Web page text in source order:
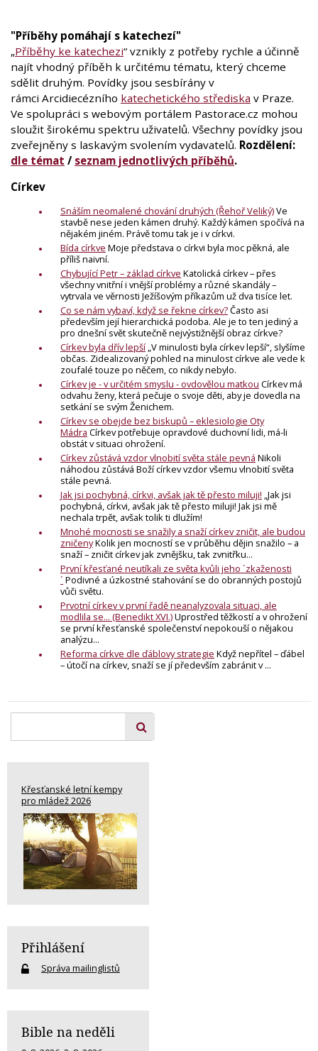
"Příběhy pomáhají s katechezí"
„Příběhy ke katechezi“ vznikly z potřeby rychle a účinně
najít vhodný příběh k určitému tématu, který chceme
sdělit druhým. Povídky jsou sesbírány v
rámci Arcidiecézního katechetického střediska v Praze.
Ve spolupráci s webovým portálem Pastorace.cz mohou
sloužit širokému spektru uživatelů. Všechny povídky jsou
zveřejněny s laskavým svolením vydavatelů. Rozdělení:
dle témat / seznam jednotlivých příběhů.
Církev
Snáším neomalené chování druhých (Řehoř Veliký)Ve
stavbě nese jeden kámen druhý. Každý kámen spočívá na
nějakém jiném. Právě tomu tak je i v církvi.
Bída církve Moje představa o církvi byla moc pěkná, ale
příliš naivní.
Chybující Petr – základ církve Katolická církev – přes
všechny vnitřní i vnější problémy a různé skandály –
vytrvala ve věrnosti Ježíšovým příkazům už dva tisíce let.
Co se nám vybaví, když se řekne církev?Často asi
především její hierarchická podoba. Ale je to ten jediný a
pro dnešní svět skutečně nejvýstižnější obraz církve?
Církev byla dřív lepší „V minulosti byla církev lepší“, slyšíme
občas. Zidealizovaný pohled na minulost církve ale vede k
zoufalé touze po něčem, co nikdy nebylo.
Církev je - v určitém smyslu - ovdovělou matkou Církev má
odvahu ženy, která pečuje o svoje děti, aby je dovedla na
setkání se svým Ženichem.
Církev se obejde bez biskupů – eklesiologie Oty
Mádra Církev potřebuje opravdové duchovní lidi, má-li
obstát v situaci ohrožení.
Církev zůstává vzdor vlnobití světa stále pevná Nikoli
náhodou zůstává Boží církev vzdor všemu vlnobití světa
stále pevná.
Jak jsi pochybná, církvi, avšak jak tě přesto miluji! „Jak jsi
pochybná, církvi, avšak jak tě přesto miluji! Jak jsi mě
nechala trpět, avšak tolik ti dlužím!
Mnohé mocnosti se snažily a snaží církev zničit, ale budou
zničenyKolik jen mocností se v průběhu dějin snažilo – a
snaží – zničit církev jak zvnějšku, tak zvnitřku...
První křesťané neutíkali ze světa kvůli jeho ´zkaženosti
´ Podivné a úzkostné stahování se do obranných postojů
vůči světu.
Prvotní církev v první řadě neanalyzovala situaci, ale
modlila se... (Benedikt XVI.)Uprostřed těžkostí a v ohrožení
se první křesťanské společenství nepokouší o nějakou
analýzu...
Reforma církve dle ďáblovy strategie Když nepřítel – ďábel
– útočí na církev, snaží se jí především zabránit v ...
Křesťanské letní kempy
pro mládež 2026
Přihlášení
Správa mailinglistů
Bible na neděli